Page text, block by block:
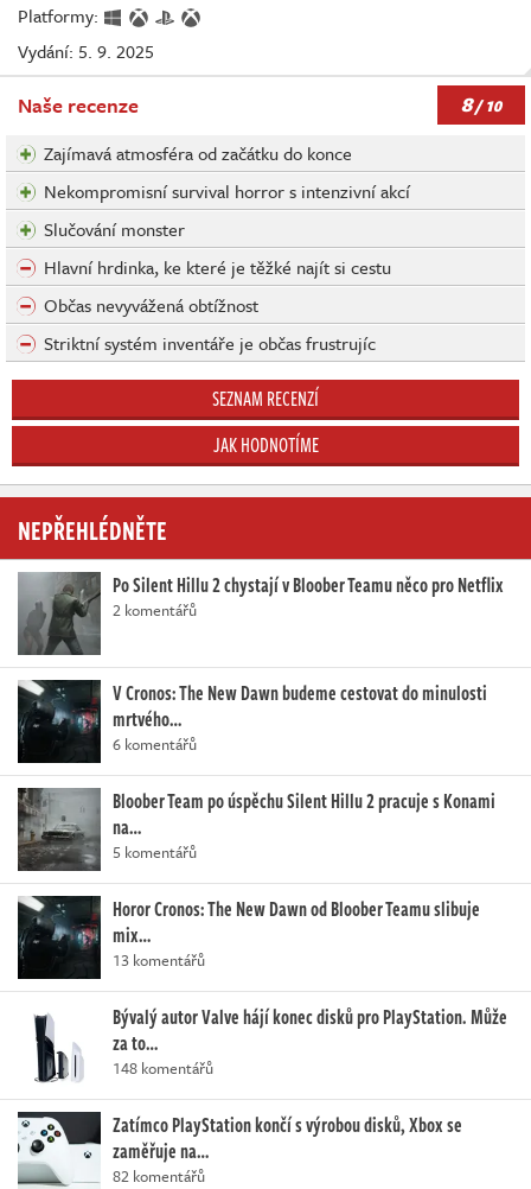
Platformy:
Vydání: 5. 9. 2025
Naše recenze 8/ 10
Zajímavá atmosféra od začátku do konce
Nekompromisní survival horror s intenzivní akcí
Slučování monster
Hlavní hrdinka, ke které je těžké najít si cestu
Občas nevyvážená obtížnost
Striktní systém inventáře je občas frustrujíc
SEZNAM RECENZÍ
JAK HODNOTÍME
NEPŘEHLÉDNĚTE
Po Silent Hillu 2 chystají v Bloober Teamu něco pro Netflix
2 komentářů
V Cronos: The New Dawn budeme cestovat do minulosti
mrtvého…
6 komentářů
Bloober Team po úspěchu Silent Hillu 2 pracuje s Konami
na…
5 komentářů
Horor Cronos: The New Dawn od Bloober Teamu slibuje
mix…
13 komentářů
Bývalý autor Valve hájí konec disků pro PlayStation. Může
za to…
148 komentářů
Zatímco PlayStation končí s výrobou disků, Xbox se
zaměřuje na…
82 komentářů